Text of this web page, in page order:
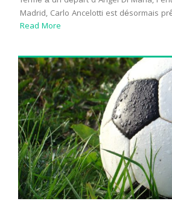
Madrid, Carlo Ancelotti est désormais
Read More